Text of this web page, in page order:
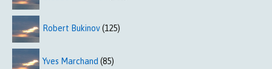
Robert Bukinov(125)
Yves Marchand (85)